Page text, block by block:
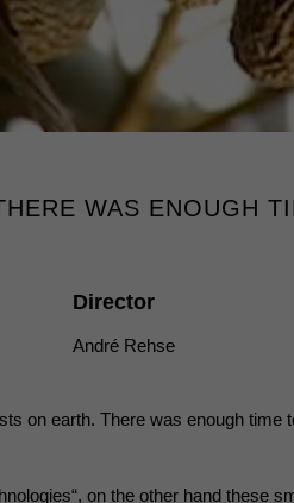
WAS ENOUGH
Director
André Rehse
on earth. There was enough
on the other hand these
zu freiwilligen Diensten geben
unserer Website. Einige von ihnen
zu verbessern.
Anzeigen und Inhalte oder Anzeigen-